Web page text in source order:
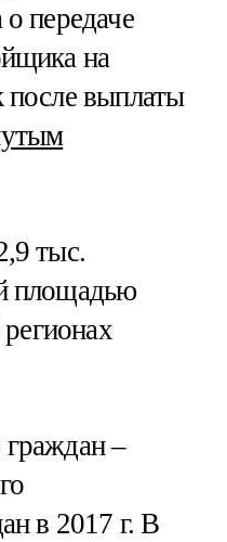
передаче
на
после выплаты
тыс.
площадью
–
в 2017 г. В